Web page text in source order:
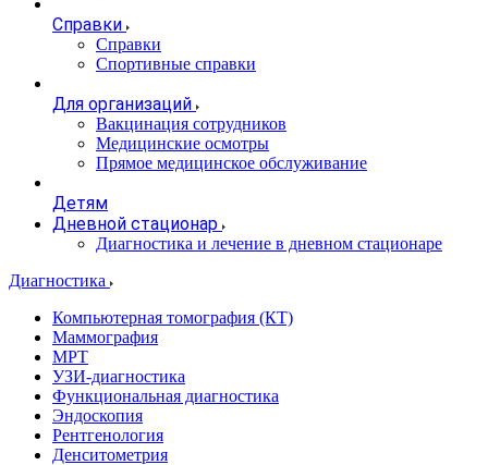
Справки
Справки
Спортивные справки
Для организаций
Вакцинация сотрудников
Медицинские осмотры
Прямое медицинское обслуживание
Детям
Дневной стационар
Диагностика и лечение в дневном стационаре
Диагностика
Компьютерная томография (КТ)
Маммография
МРТ
УЗИ-диагностика
Функциональная диагностика
Эндоскопия
Рентгенология
Денситометрия